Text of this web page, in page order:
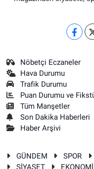
Nöbetçi Eczaneler
Hava Durumu
Trafik Durumu
Puan Durumu ve
Tüm Manşetler
Son Dakika Haberleri
Haber Arşivi
GÜNDEM SPOR
SİYASET
EKONOMİ